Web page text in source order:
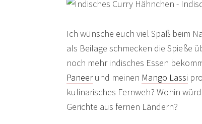
Ich wünsche euch viel Spaß beim
als Beilage schmecken die Spieße
noch mehr indisches Essen
Paneerund meinen Mango Lassi
kulinarisches Fernweh? Wohin
Gerichte aus fernen Ländern?